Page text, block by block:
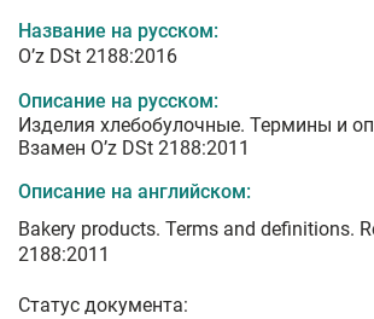
Название на русском:
O’z DSt 2188:2016
Описание на русском:
Изделия хлебобулочные. Термины и
Взамен O’z DSt 2188:2011
Описание на английском:
Bakery products. Terms and definitions.
2188:2011
Статус документа: